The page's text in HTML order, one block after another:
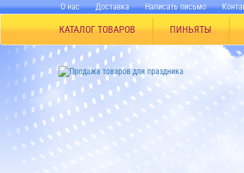
О нас Доставка Написать письмо
КАТАЛОГ ТОВАРОВ ПИНЬЯТЫ